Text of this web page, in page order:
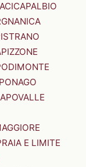
CAPALBIO
E LIMITE